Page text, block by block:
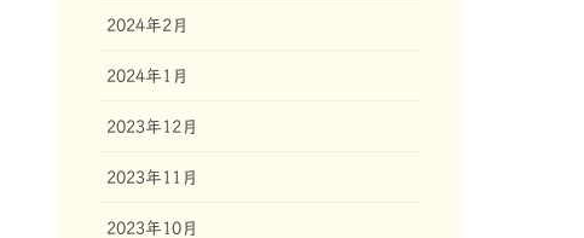
2024年2月
2024年1月
2023年12月
2023年11月
2023年10月